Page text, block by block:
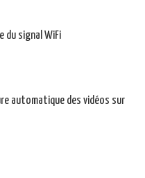
du signal WiFi
automatique des vidéos sur